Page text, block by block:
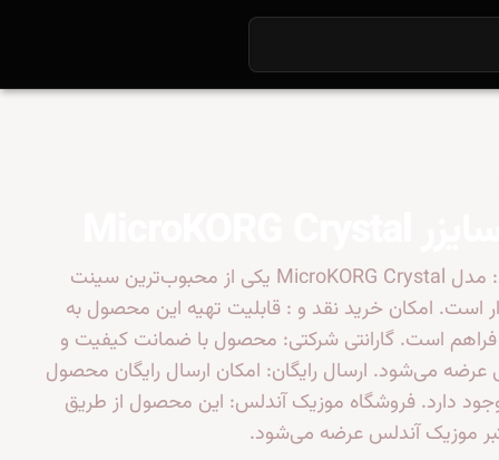
محبوبیت بالا: مدل MicroKORG Crystal یکی از محبوب‌ترین سینت
است. امکان خرید نقد و : قابلیت تهیه این محصول به
است. گارانتی شرکتی: محصول با ضمانت کیفیت و
عرضه می‌شود. ارسال رایگان: امکان ارسال رایگان محصول
دارد. فروشگاه موزیک آندلس: این محصول از طریق
موزیک آندلس عرضه می‌شود.